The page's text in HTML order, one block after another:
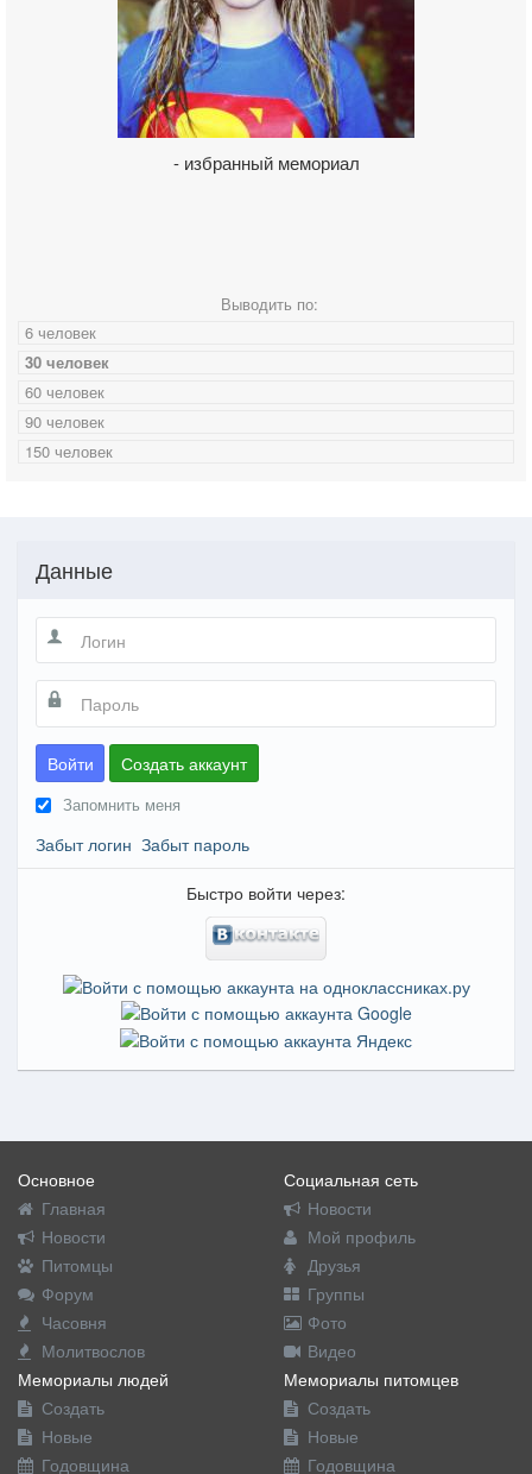
- избранный мемориал
Выводить по:
6 человек
30 человек
60 человек
90 человек
150 человек
Данные
Войти Создать аккаунт
Запомнить меня
Забыт логин Забыт пароль
Быстро войти через:
Основное
Главная
Новости
Питомцы
Форум
Часовня
Молитвослов
Социальная сеть
Новости
Мой профиль
Друзья
Группы
Фото
Видео
Мемориалы людей
Создать
Новые
Годовщина
Мемориалы питомцев
Создать
Новые
Годовщина